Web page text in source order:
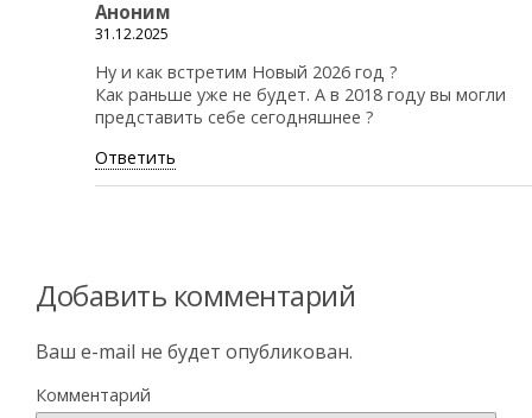
Аноним
31.12.2025
Ну и как встретим Новый 2026 год ?
Как раньше уже не будет. А в 2018 году вы могли
представить себе сегодняшнее ?
Ответить
Добавить комментарий
Ваш e-mail не будет опубликован.
Комментарий